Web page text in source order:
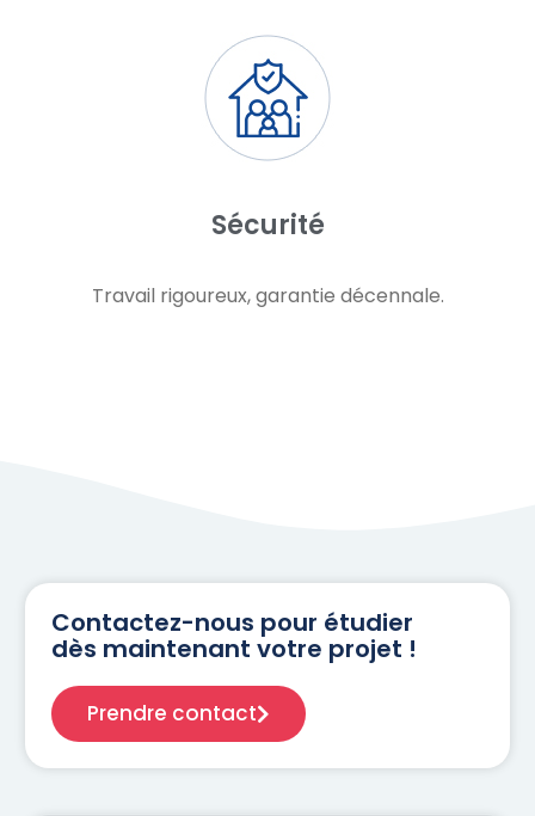
Sécurité
Travail rigoureux, garantie décennale.
Contactez-nous pour étudier
dès maintenant votre projet !
Prendre contact